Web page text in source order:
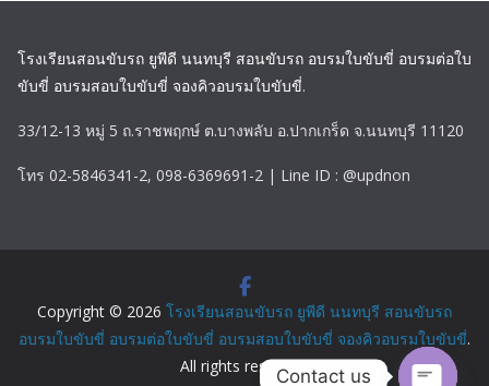
โรงเรียนสอนขับรถ ยูพีดี นนทบุรี สอนขับรถ อบรมใบขับขี่ อบรมต่อใบ
ขับขี่ อบรมสอบใบขับขี่ จองคิวอบรมใบขับขี่.
33/12-13 หมู่ 5 ถ.ราชพฤกษ์ ต.บางพลับ อ.ปากเกร็ด จ.นนทบุรี 11120
โทร 02-5846341-2, 098-6369691-2 | Line ID : @updnon
Copyright © 2026 โรงเรียนสอนขับรถ ยูพีดี นนทบุรี สอนขับรถ
อบรมใบขับขี่ อบรมต่อใบขับขี่ อบรมสอบใบขับขี่ จองคิวอบรมใบขับขี่.
All rights reserved.Contact us